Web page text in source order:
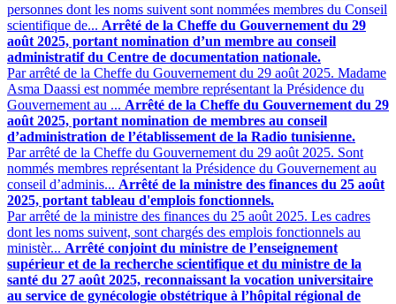
personnes dont les noms suivent sont nommées membres du Conseil
scientifique de... Arrêté de la Cheffe du Gouvernement du 29
août 2025, portant nomination d’un membre au conseil
administratif du Centre de documentation nationale.
Par arrêté de la Cheffe du Gouvernement du 29 août 2025. Madame
Asma Daassi est nommée membre représentant la Présidence du
Gouvernement au ... Arrêté de la Cheffe du Gouvernement du 29
août 2025, portant nomination de membres au conseil
d’administration de l’établissement de la Radio tunisienne.
Par arrêté de la Cheffe du Gouvernement du 29 août 2025. Sont
nommés membres représentant la Présidence du Gouvernement au
conseil d’adminis... Arrêté de la ministre des finances du 25 août
2025, portant tableau d'emplois fonctionnels.
Par arrêté de la ministre des finances du 25 août 2025. Les cadres
dont les noms suivent, sont chargés des emplois fonctionnels ‎au
ministèr... Arrêté conjoint du ministre de l’enseignement
supérieur et de la recherche scientifique et du ministre de la
santé du 27 août 2025, reconnaissant la vocation universitaire
au service de gynécologie obstétrique à l’hôpital régional de